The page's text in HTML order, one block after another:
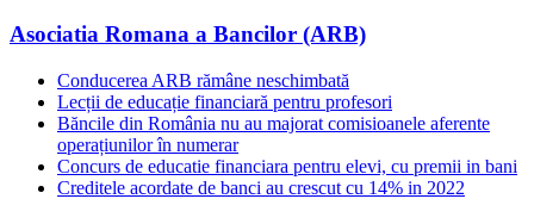
Asociatia Romana a Bancilor (ARB)
Conducerea ARB rămâne neschimbată
Lecții de educație financiară pentru profesori
Băncile din România nu au majorat comisioanele aferente
operațiunilor în numerar
Concurs de educatie financiara pentru elevi, cu premii in bani
Creditele acordate de banci au crescut cu 14% in 2022